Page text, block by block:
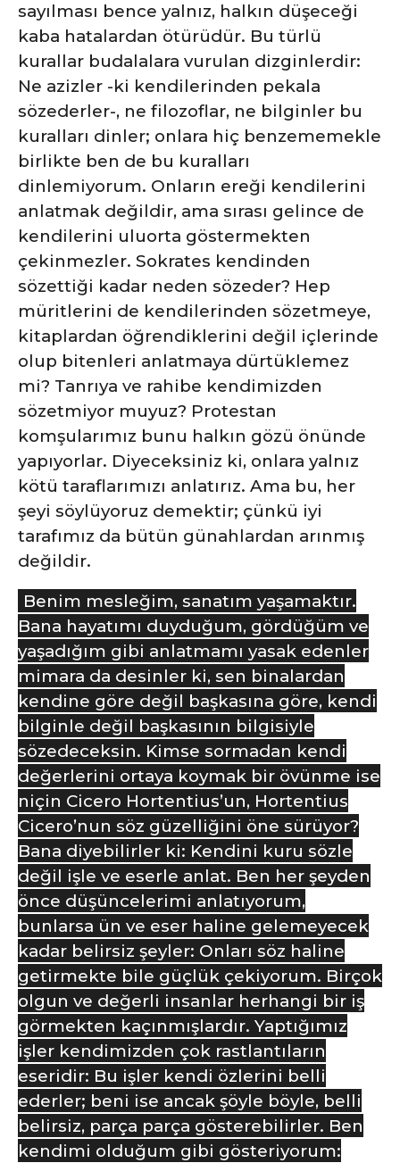
sayılması bence yalnız, halkın düşeceği
kaba hatalardan ötürüdür. Bu türlü
kurallar budalalara vurulan dizginlerdir:
Ne azizler -ki kendilerinden pekala
sözederler-, ne filozoflar, ne bilginler bu
kuralları dinler; onlara hiç benzememekle
birlikte ben de bu kuralları
dinlemiyorum. Onların ereği kendilerini
anlatmak değildir, ama sırası gelince de
kendilerini uluorta göstermekten
çekinmezler. Sokrates kendinden
sözettiği kadar neden sözeder? Hep
müritlerini de kendilerinden sözetmeye,
kitaplardan öğrendiklerini değil içlerinde
olup bitenleri anlatmaya dürtüklemez
mi? Tanrıya ve rahibe kendimizden
sözetmiyor muyuz? Protestan
komşularımız bunu halkın gözü önünde
yapıyorlar. Diyeceksiniz ki, onlara yalnız
kötü taraflarımızı anlatırız. Ama bu, her
şeyi söylüyoruz demektir; çünkü iyi
tarafımız da bütün günahlardan arınmış
değildir.
Benim mesleğim, sanatım yaşamaktır.
Bana hayatımı duyduğum, gördüğüm ve
yaşadığım gibi anlatmamı yasak edenler
mimara da desinler ki, sen binalardan
kendine göre değil başkasına göre, kendi
bilginle değil başkasının bilgisiyle
sözedeceksin. Kimse sormadan kendi
değerlerini ortaya koymak bir övünme ise
niçin Cicero Hortentius’un, Hortentius
Cicero’nun söz güzelliğini öne sürüyor?
Bana diyebilirler ki: Kendini kuru sözle
değil işle ve eserle anlat. Ben her şeyden
önce düşüncelerimi anlatıyorum,
bunlarsa ün ve eser haline gelemeyecek
kadar belirsiz şeyler: Onları söz haline
getirmekte bile güçlük çekiyorum. Birçok
olgun ve değerli insanlar herhangi bir iş
görmekten kaçınmışlardır. Yaptığımız
işler kendimizden çok rastlantıların
eseridir: Bu işler kendi özlerini belli
ederler; beni ise ancak şöyle böyle, belli
belirsiz, parça parça gösterebilirler. Ben
kendimi olduğum gibi gösteriyorum: